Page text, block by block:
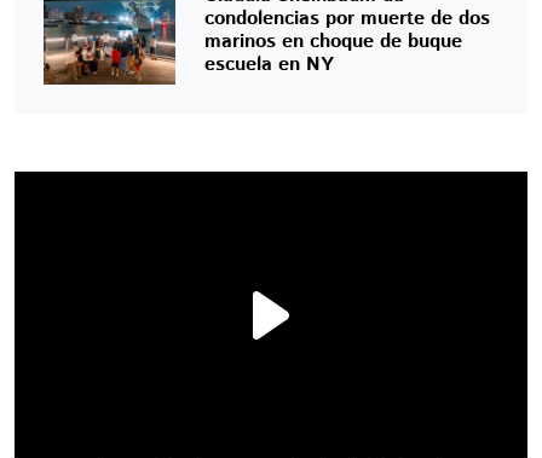
condolencias por muerte de dos
marinos en choque de buque
escuela en NY